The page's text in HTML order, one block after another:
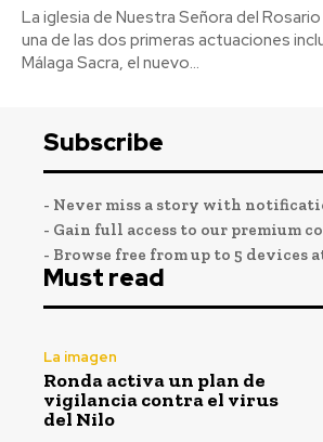
La iglesia de Nuestra Señora del
una de las dos primeras actuaciones
Málaga Sacra, el nuevo...
Subscribe
- Never miss a story with
- Gain full access to our premium
- Browse free from up to 5 devices
Must read
La imagen
Ronda activa un plan de
vigilancia contra el virus
del Nilo